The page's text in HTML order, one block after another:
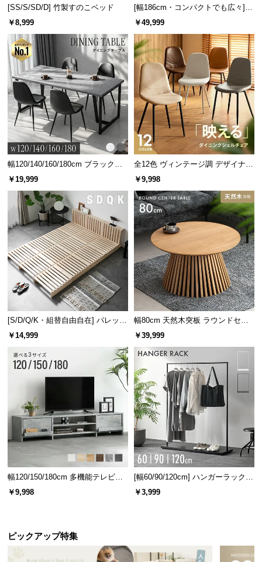
情
連結時の横幅 約160㎝
洗濯機で丸洗いOK
自宅で洗濯ができるため、メンテナンスが簡単。汗
をかいても清潔感をキープできます。
カラーバリエーション
[SS/S/SD/D] 竹製すのこベッド
￥8,999
[幅186cm・コンパクトでも広々] 3
人掛けソファベッド リクライニン
￥49,999
幅120/140/160/180cm ブラックフ
レーム ダイニング 大理石調 4人掛
￥19,999
全12色 ヴィンテージ調 デザイナー
ズシェルチェア
￥9,998
[S/D/Q/K・組替自由自在] パレット
ベッド 8/12/16枚セット
￥14,999
幅80cm 天然木突板 ラウンドセン
ターテーブル 美しい格子デザイン
￥39,999
幅120/150/180cm 多機能テレビボ
ード 木目/石目調 オープン収納・
￥9,998
[幅60/90/120cm] ハンガーラック
スチール 4段階高さ調節 サイドフ
￥3,999
ピックアップ特集